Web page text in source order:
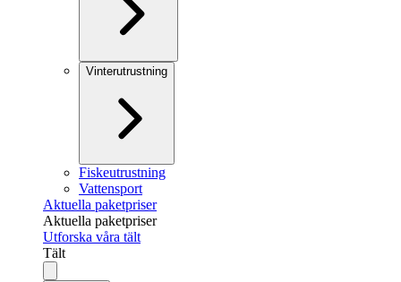
Vinterutrustning
Fiskeutrustning
Vattensport
Aktuella paketpriser
Aktuella paketpriser
Utforska våra tält
Tält